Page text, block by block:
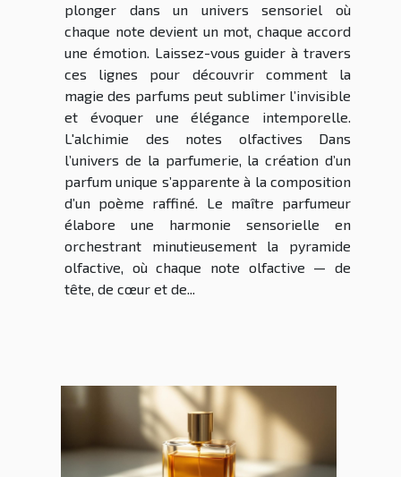
plonger dans un univers sensoriel où
chaque note devient un mot, chaque accord
une émotion. Laissez-vous guider à travers
ces lignes pour découvrir comment la
magie des parfums peut sublimer l’invisible
et évoquer une élégance intemporelle.
L'alchimie des notes olfactives Dans
l’univers de la parfumerie, la création d’un
parfum unique s’apparente à la composition
d’un poème raffiné. Le maître parfumeur
élabore une harmonie sensorielle en
orchestrant minutieusement la pyramide
olfactive, où chaque note olfactive — de
tête, de cœur et de...